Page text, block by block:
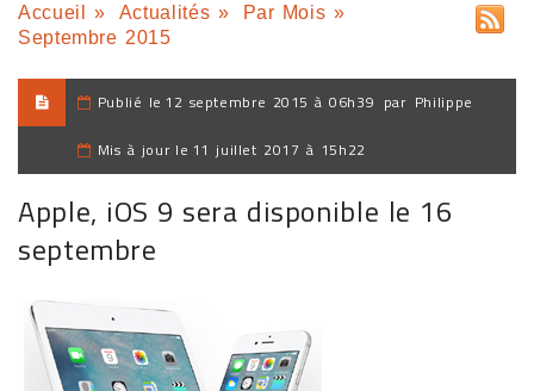
Accueil » Actualités » Par Mois »
Septembre 2015
Publié le 12 septembre 2015 à 06h39 par Philippe
Mis à jour le 11 juillet 2017 à 15h22
Apple, iOS 9 sera disponible le 16
septembre